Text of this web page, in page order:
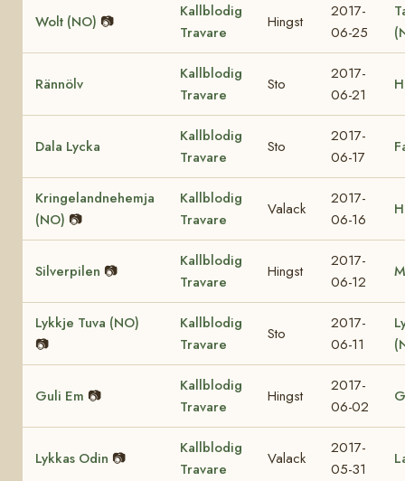
Wolt (NO) 📷
Kallblodig
Travare
Hingst
2017-
06-25
Rännölv
Kallblodig
Travare
Sto
2017-
06-21
Dala Lycka
Kallblodig
Travare
Sto
2017-
06-17
Kringelandnehemja
(NO) 📷
Kallblodig
Travare
Valack
2017-
06-16
Silverpilen 📷
Kallblodig
Travare
Hingst
2017-
06-12
Lykkje Tuva (NO)
📷
Kallblodig
Travare
Sto
2017-
06-11
Guli Em 📷
Kallblodig
Travare
Hingst
2017-
06-02
Lykkas Odin 📷
Kallblodig
Travare
Valack
2017-
05-31